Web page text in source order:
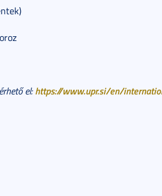
el:https://www.upr.si/en/